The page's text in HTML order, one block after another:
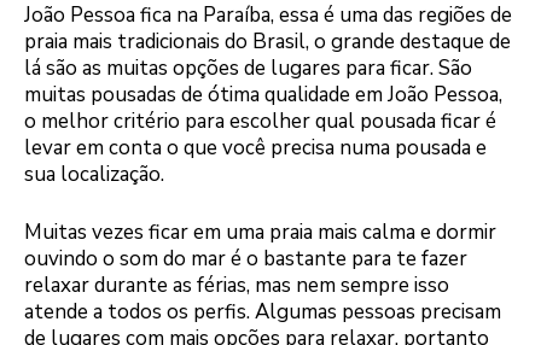
João Pessoa fica na Paraíba, essa é uma das regiões de
praia mais tradicionais do Brasil, o grande destaque de
lá são as muitas opções de lugares para ficar. São
muitas pousadas de ótima qualidade em João Pessoa,
o melhor critério para escolher qual pousada ficar é
levar em conta o que você precisa numa pousada e
sua localização.
Muitas vezes ficar em uma praia mais calma e dormir
ouvindo o som do mar é o bastante para te fazer
relaxar durante as férias, mas nem sempre isso
atende a todos os perfis. Algumas pessoas precisam
de lugares com mais opções para relaxar, portanto